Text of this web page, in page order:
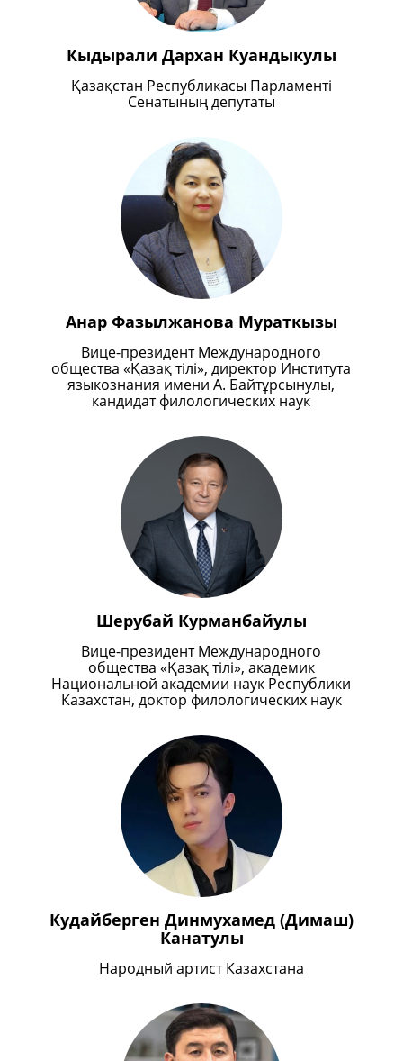
Кыдырали Дархан Куандыкулы
Қазақстан Республикасы Парламенті
Сенатының депутаты
Анар Фазылжанова Мураткызы
Вице-президент Международного
общества «Қазақ тілі», директор Института
языкознания имени А. Байтұрсынулы,
кандидат филологических наук
Шерубай Курманбайулы
Вице-президент Международного
общества «Қазақ тілі», академик
Национальной академии наук Республики
Казахстан, доктор филологических наук
Кудайберген Динмухамед (Димаш)
Канатулы
Народный артист Казахстана